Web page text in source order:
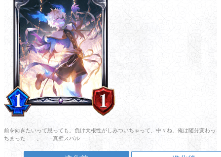
前を向きたいって思っても。負け犬根性がしみついちゃって、中々ね。俺は随分変わっ
ちまった……。――真壁スバル